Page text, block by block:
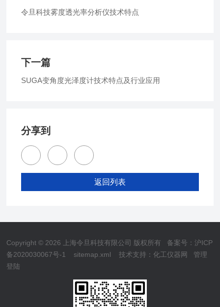
令旦科技雾度透光率分析仪技术特点
下一篇
SUGA变角度光泽度计技术特点及行业应用
分享到
返回列表
Copyright © 2026 上海令旦科技有限公司 版权所有 备案号：沪ICP
备2020030067号-1
sitemap.xml 技术支持：化工仪器网
管理
登陆